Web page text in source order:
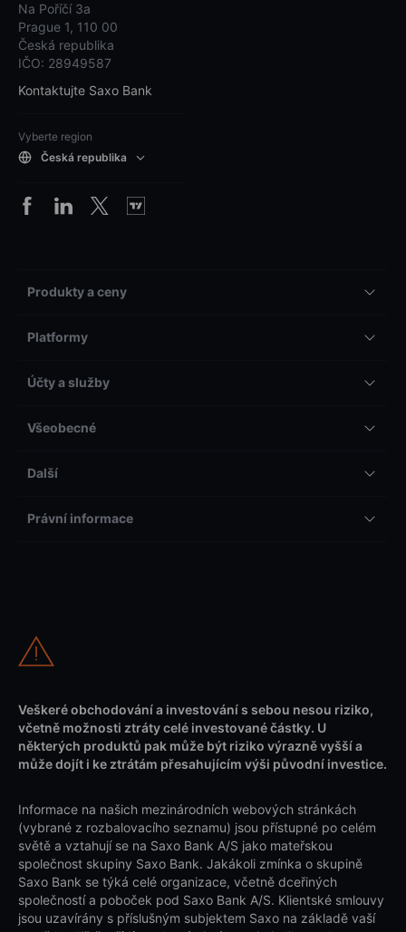
Na Poříčí 3a
Prague 1, 110 00
Česká republika
IČO: 28949587
Kontaktujte Saxo Bank
Vyberte region
Česká republika
Produkty a ceny
Platformy
Účty a služby
Všeobecné
Další
Právní informace
Veškeré obchodování a investování s sebou nesou riziko,
včetně možnosti ztráty celé investované částky. U
některých produktů pak může být riziko výrazně vyšší a
může dojít i ke ztrátám přesahujícím výši původní investice.
Informace na našich mezinárodních webových stránkách
(vybrané z rozbalovacího seznamu) jsou přístupné po celém
světě a vztahují se na Saxo Bank A/S jako mateřskou
společnost skupiny Saxo Bank. Jakákoli zmínka o skupině
Saxo Bank se týká celé organizace, včetně dceřiných
společností a poboček pod Saxo Bank A/S. Klientské smlouvy
jsou uzavírány s příslušným subjektem Saxo na základě vaší